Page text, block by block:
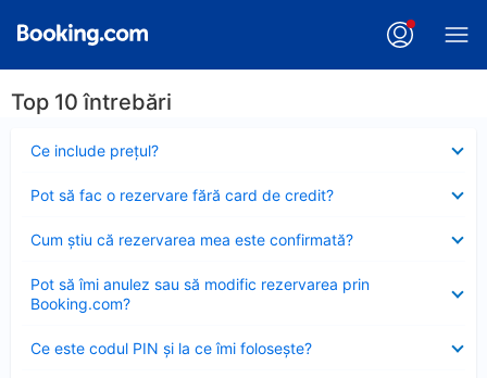
Top 10 întrebări
Ce include preţul?
închis
Pot să fac o rezervare fără card de credit?
închis
Cum ştiu că rezervarea mea este confirmată?
închis
Pot să îmi anulez sau să modific rezervarea prin
Booking.com?
închis
Ce este codul PIN şi la ce îmi foloseşte?
închis